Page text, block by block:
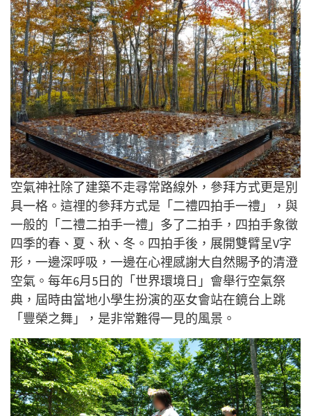
空氣神社除了建築不走尋常路線外 ，參拜方式更是別
具一格。這𥚃的參拜方式是「二禮四拍手一禮」，與
一般的「二禮二拍手一禮」多了二拍手，四拍手象徵
四季的春、夏、秋、冬。四拍手後，展開雙臂呈V字
形，一邊深呼吸，一邊在心𥚃感謝大自然賜予的清澄
空氣。每年6月5日的「世界環境日」會舉行空氣祭
典，屆時由當地小學生扮演的巫女會站在鏡台上跳
「豐榮之舞 」 ，是非常難得一見的風景。